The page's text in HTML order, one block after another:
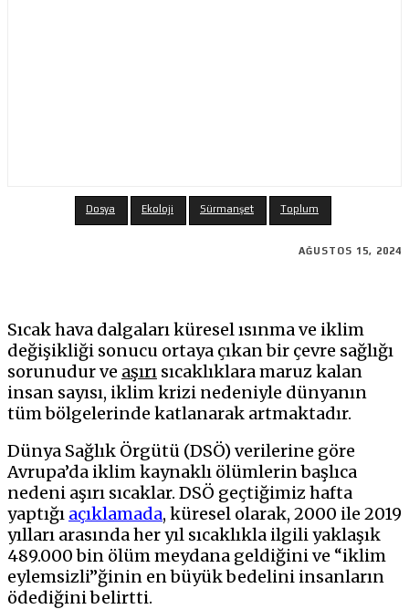
Dosya Ekoloji Sürmanşet Toplum
AĞUSTOS 15, 2024
Sıcak hava dalgaları küresel ısınma ve iklim
değişikliği sonucu ortaya çıkan bir çevre sağlığı
sorunudur ve aşırı sıcaklıklara maruz kalan
insan sayısı, iklim krizi nedeniyle dünyanın
tüm bölgelerinde katlanarak artmaktadır.
Dünya Sağlık Örgütü (DSÖ) verilerine göre
Avrupa’da iklim kaynaklı ölümlerin başlıca
nedeni aşırı sıcaklar. DSÖ geçtiğimiz hafta
yaptığı açıklamada, küresel olarak, 2000 ile 2019
yılları arasında her yıl sıcaklıkla ilgili yaklaşık
489.000 bin ölüm meydana geldiğini ve “iklim
eylemsizli”ğinin en büyük bedelini insanların
ödediğini belirtti.